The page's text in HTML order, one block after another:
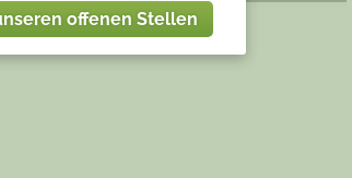
offenen Stellen